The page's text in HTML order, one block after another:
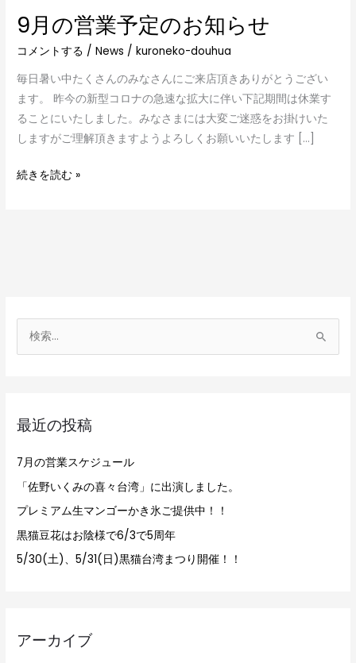
9月の営業予定のお知らせ
コメントする /News /kuroneko-douhua
毎日暑い中たくさんのみなさんにご来店頂きありがとうござい
ます。 昨今の新型コロナの急速な拡大に伴い下記期間は休業す
ることにいたしました。みなさまには大変ご迷惑をお掛けいた
しますがご理解頂きますようよろしくお願いいたします […]
続きを読む »
索
:最近の投稿
7月の営業スケジュール
「佐野いくみの喜々台湾」に出演しました。
プレミアム生マンゴーかき氷ご提供中！！
黒猫豆花はお陰様で6/3で5周年
5/30(土)、5/31(日)黒猫台湾まつり開催！！
アーカイブ